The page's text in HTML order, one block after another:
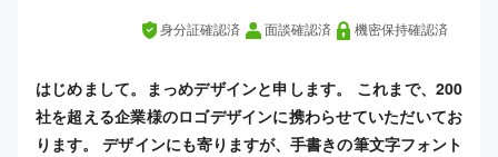
身分証確認済 面談確認済 機密保持確認済
はじめまして。まっめデザインと申します。 これまで、200
社を超える企業様のロゴデザインに携わらせていただいてお
ります。 デザインにも寄りますが、手書きの筆文字フォント